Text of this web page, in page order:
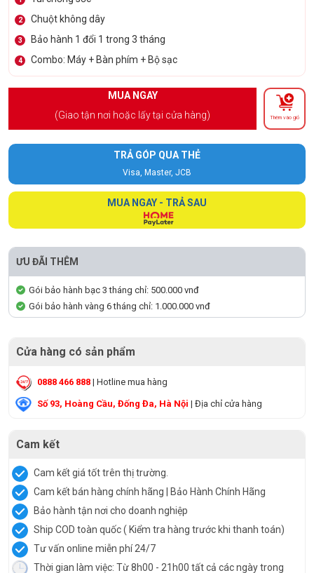
2 Chuột không dây
3 Bảo hành 1 đổi 1 trong 3 tháng
4 Combo: Máy + Bàn phím + Bộ sạc
MUA NGAY
(Giao tận nơi hoặc lấy tại cửa hàng)
Thêm vào giỏ
TRẢ GÓP QUA THẺ
Visa, Master, JCB
MUA NGAY - TRẢ SAU
ƯU ĐÃI THÊM
Gói bảo hành bạc 3 tháng chỉ: 500.000 vnđ
Gói bảo hành vàng 6 tháng chỉ: 1.000.000 vnđ
Cửa hàng có sản phẩm
0888 466 888 | Hotline mua hàng
Số 93, Hoàng Cầu, Đống Đa, Hà Nội | Địa chỉ cửa hàng
Cam kết
Cam kết giá tốt trên thị trường.
Cam kết bán hàng chính hãng | Bảo Hành Chính Hãng
Bảo hành tận nơi cho doanh nghiệp
Ship COD toàn quốc ( Kiểm tra hàng trước khi thanh toán)
Tư vấn online miễn phí 24/7
Thời gian làm việc: Từ 8h00 - 21h00 tất cả các ngày trong